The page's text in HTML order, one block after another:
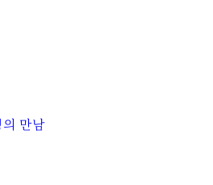
만남